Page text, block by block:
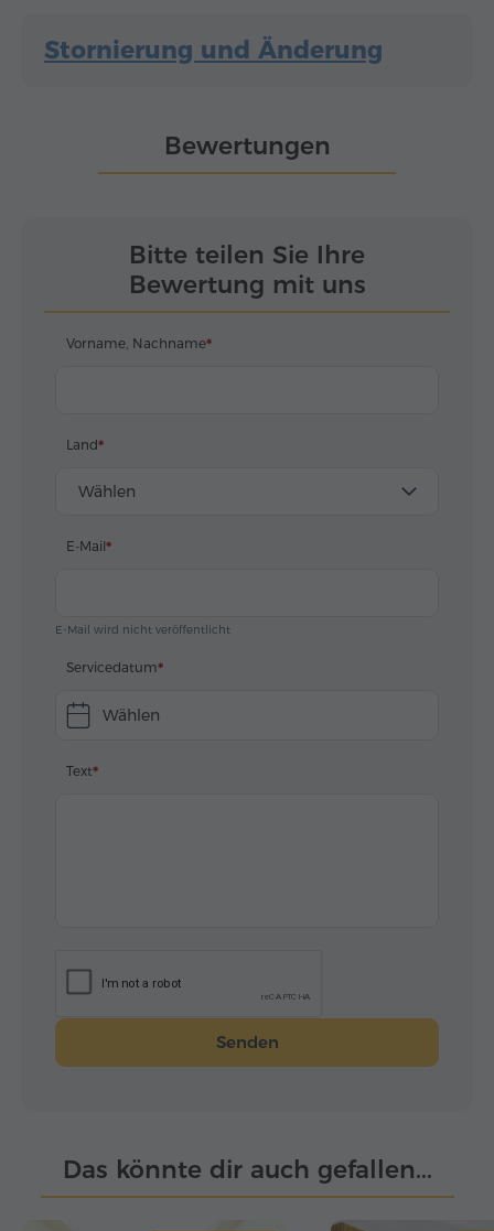
Stornierung und Änderung
Bewertungen
Bitte teilen Sie Ihre
Bewertung mit uns
Vorname, Nachname
Land
Wählen
E-Mail
E-Mail wird nicht veröffentlicht
Servicedatum
Wählen
Text
Senden
Das könnte dir auch gefallen...